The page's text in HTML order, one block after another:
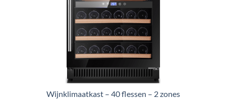
Wijnklimaatkast – 40 flessen – 2 zones